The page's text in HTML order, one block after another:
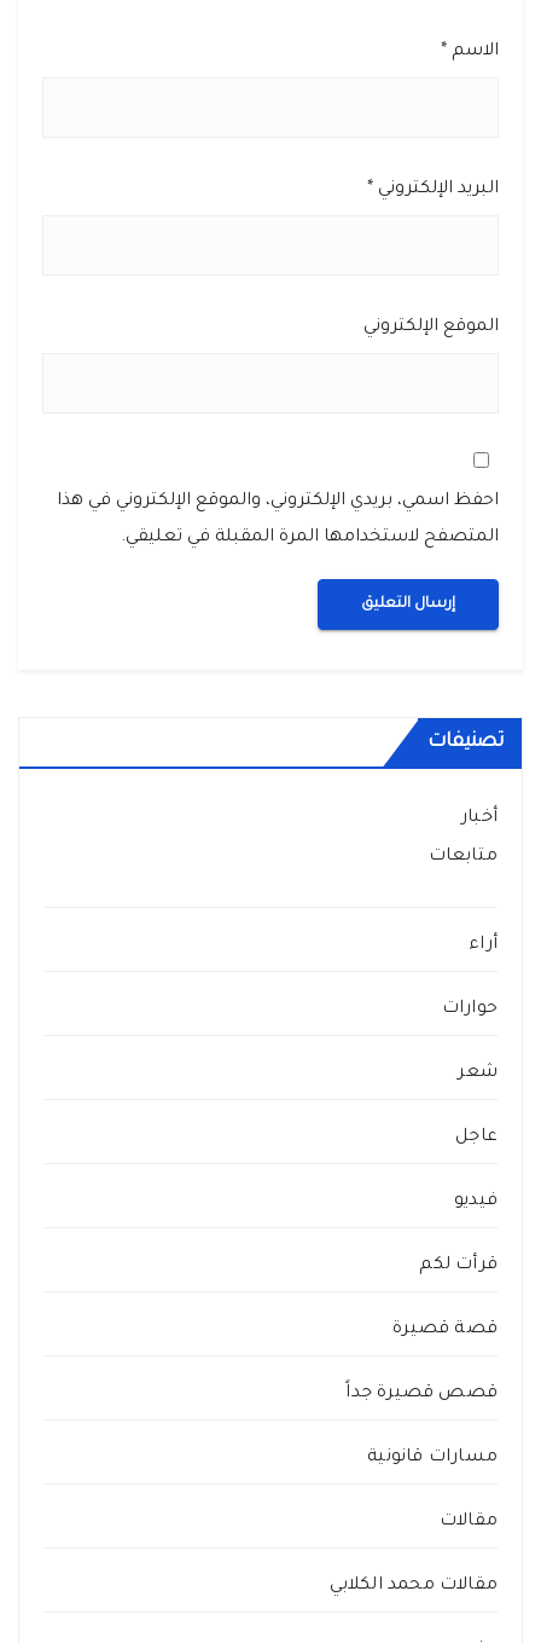
الاسم *
البريد الإلكتروني *
الموقع الإلكتروني
احفظ اسمي، بريدي الإلكتروني، والموقع الإلكتروني في هذا
المتصفح لاستخدامها المرة المقبلة في تعليقي.
تصنيفات
أخبار
متابعات
أراء
حوارات
شعر
عاجل
فيديو
قرأت لكم
قصة قصيرة
قصص قصيرة جداً
مسارات قانونية
مقالات
مقالات محمد الكلابي